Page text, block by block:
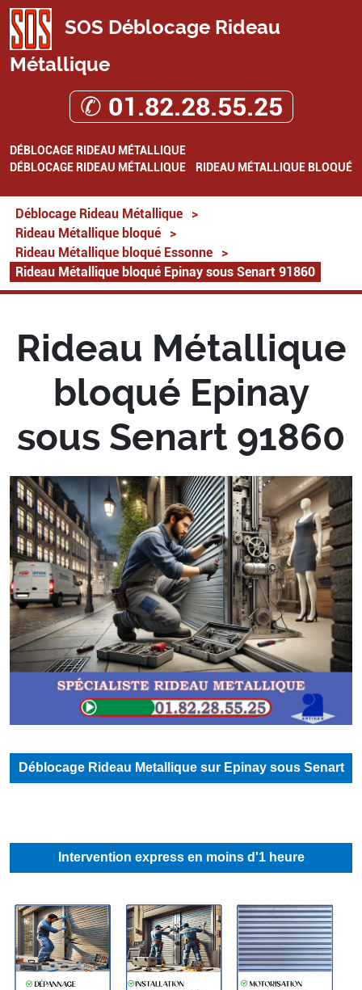
SOS Déblocage Rideau
Métallique
✆ 01.82.28.55.25
DÉBLOCAGE RIDEAU MÉTALLIQUE
DÉBLOCAGE RIDEAU MÉTALLIQUE
RIDEAU MÉTALLIQUE BLOQUÉ
Déblocage Rideau Métallique
>
Rideau Métallique bloqué
>
Rideau Métallique bloqué Essonne
>
Rideau Métallique bloqué Epinay sous Senart 91860
Rideau Métallique
bloqué Epinay
sous Senart 91860
Déblocage Rideau Metallique sur Epinay sous Senart
Intervention express en moins d'1 heure